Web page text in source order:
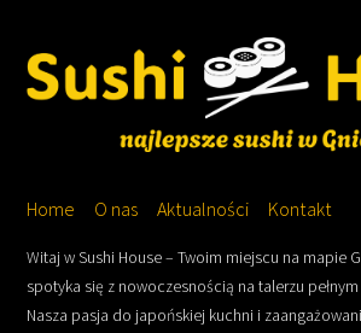
Home O nas Aktualności Kontakt
Witaj w Sushi House – Twoim miejscu na mapie
spotyka się z nowoczesnością na talerzu
Nasza pasja do japońskiej kuchni i